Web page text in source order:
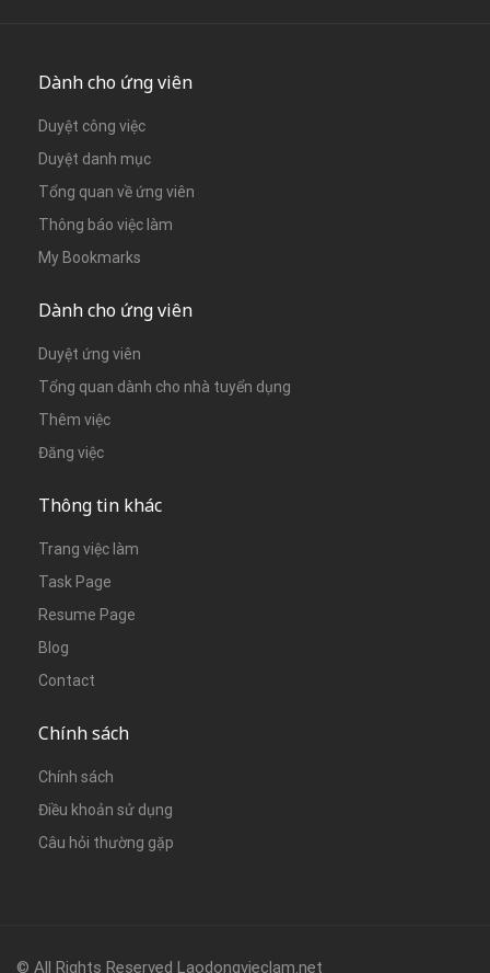
Dành cho ứng viên
Duyệt công việc
Duyệt danh mục
Tổng quan về ứng viên
Thông báo việc làm
My Bookmarks
Dành cho ứng viên
Duyệt ứng viên
Tổng quan dành cho nhà tuyển dụng
Thêm việc
Đăng việc
Thông tin khác
Trang việc làm
Task Page
Resume Page
Blog
Contact
Chính sách
Chính sách
Điều khoản sử dụng
Câu hỏi thường gặp
© All Rights Reserved Laodongvieclam.net